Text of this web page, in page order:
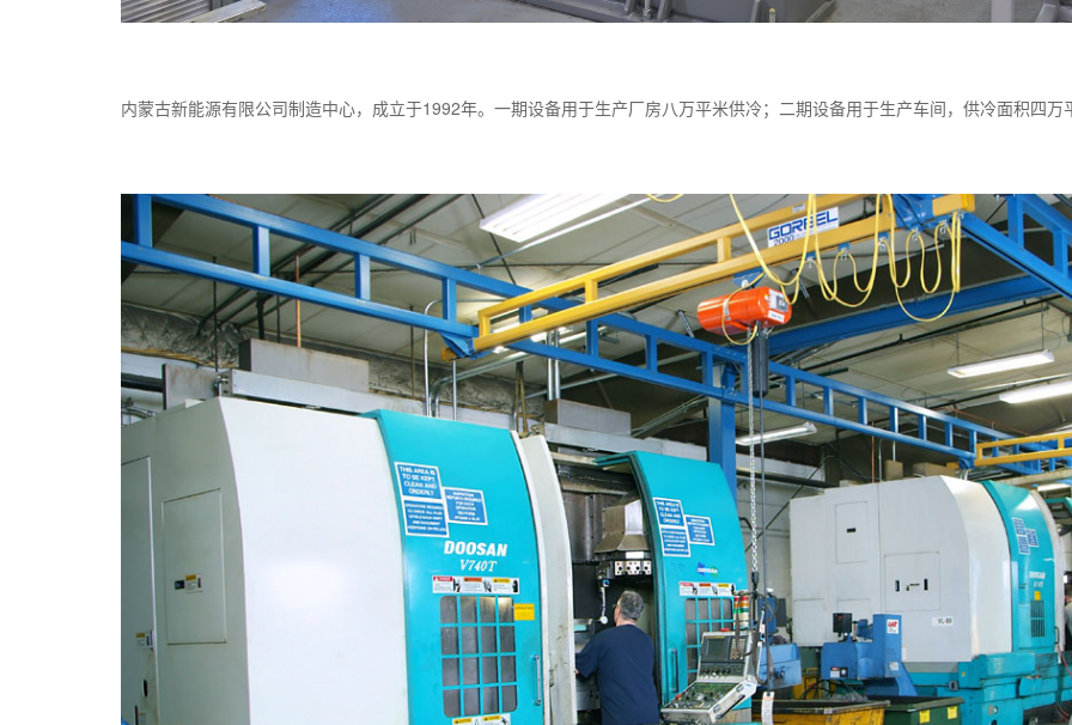
内蒙古新能源有限公司制造中心，成立于1992年。一期设备用于生产厂房八万平米供冷；二期设备用于生产车间，供冷面积四万